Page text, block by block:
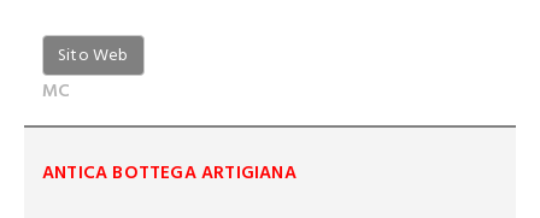
Sito Web
MC
ANTICA BOTTEGA ARTIGIANA